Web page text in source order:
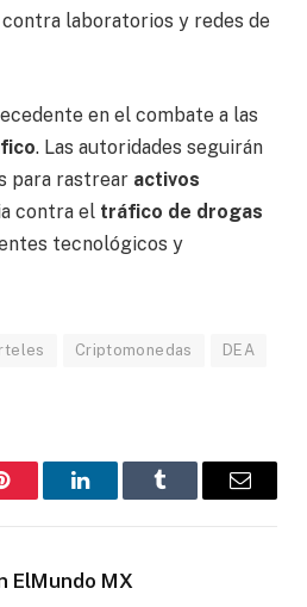
laboratorios y redes de
en el combate a las
. Las autoridades seguirán
para rastrear activos
contra el tráfico de drogas
tecnológicos y
Criptomonedas DEA
Pinterest LinkedInTumblr
Correo
ElMundo MX